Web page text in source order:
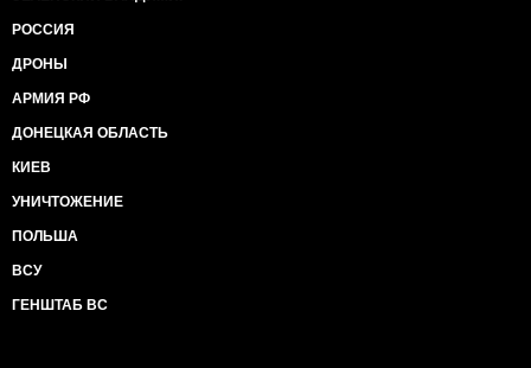
РОССИЯ
ДРОНЫ
АРМИЯ РФ
ДОНЕЦКАЯ ОБЛАСТЬ
КИЕВ
УНИЧТОЖЕНИЕ
ПОЛЬША
ВСУ
ГЕНШТАБ ВС